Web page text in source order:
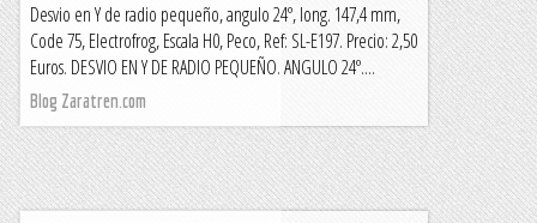
Desvio en Y de radio pequeño, angulo 24º, long. 147,4 mm,
Code 75, Electrofrog, Escala H0, Peco, Ref: SL-E197. Precio: 2,50
Euros. DESVIO EN Y DE RADIO PEQUEÑO. ANGULO 24º....
Blog Zaratren.com